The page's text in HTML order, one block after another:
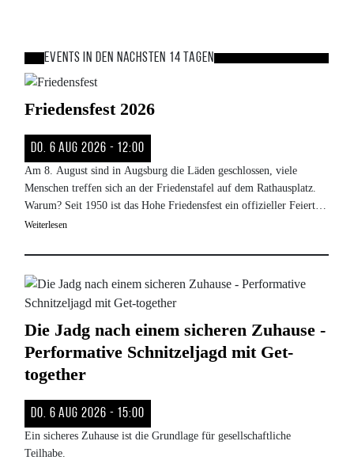
Events in den nächsten 14 Tagen
Bild
Friedensfest 2026
Do. 6 Aug 2026 - 12:00
Am 8. August sind in Augsburg die Läden geschlossen, viele
Menschen treffen sich an der Friedenstafel auf dem Rathausplatz.
Warum? Seit 1950 ist das Hohe Friedensfest ein offizieller Feiertag
– damit hat Augsburg die meisten Feiertage in Deutschland.
Weiterlesen
Bild
Die Jadg nach einem sicheren Zuhause -
Performative Schnitzeljagd mit Get-
together
Do. 6 Aug 2026 - 15:00
Ein sicheres Zuhause ist die Grundlage für gesellschaftliche
Teilhabe.